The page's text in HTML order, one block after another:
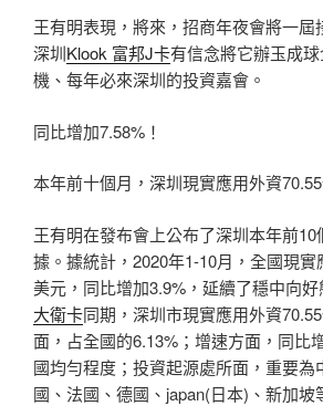
王有明表現，將來，招商年夜會將一屆
深圳Klook 富邦J卡有信念將它辦玉成
機、每年必來深圳的投資嘉會。
同比增加7.58%！
本年前十個月，深圳現實應用外資
王有明在發布會上公布了深圳本年前
據。據統計，2020年1-10月，全國現實
美元，同比增加3.9%，延續了穩中向好
大衛卡同期，深圳市現實應用外資
面，占全國的6.13%；增速方面，同比
國均勻程度；投資起源處所面，重要為
國、法國、德國、japan(日本)、新加坡